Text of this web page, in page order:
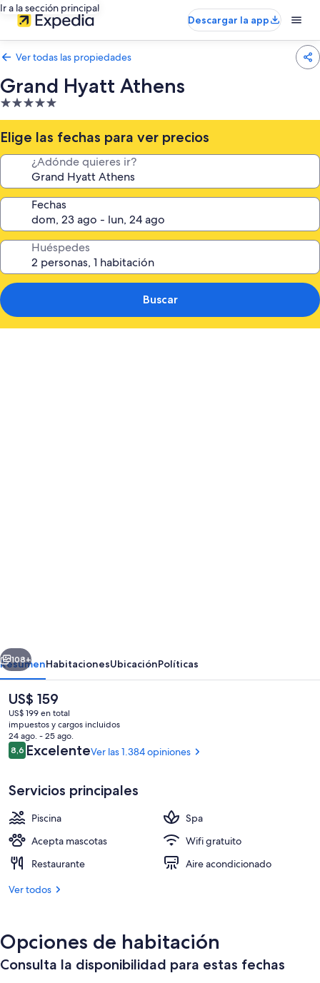
Ir a la sección principal
Descargar la app
Ver todas las propiedades
Grand Hyatt Athens
Propiedad
de
5.0
estrellas
Elige las fechas para ver precios
¿Adónde quieres ir?
Fechas
Huéspedes
Buscar
Desayuno buffet todos los días (con
Siguiente
108+
ResumenHabitacionesUbicaciónPolíticas
El
precio
actual
es
de
US$ 159
US$ 159
US$ 199 en total
impuestos y cargos incluidos
24 ago. - 25 ago.
Opiniones
8,68,6 de 10
ExcelenteVer las 1.384 opiniones
Servicios principales
Piscina
Spa
Acepta mascotas
Wifi gratuito
Restaurante
Aire acondicionado
Ver todos
Opciones de habitación
Consulta la disponibilidad para estas fechas